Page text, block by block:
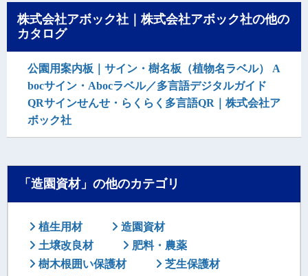
株式会社アボック社｜株式会社アボック社の他の
カタログ
公園用案内板｜サイン・樹名板（植物名ラベル） A
bocサイン・Abocラベル／多言語デジタルガイド
QRサインせんせ・らくらく多言語QR｜株式会社ア
ボック社
「造園資材」の他のカテゴリ
植生用材
造園資材
土壌改良材
肥料・農薬
樹木根囲い保護材
芝生保護材